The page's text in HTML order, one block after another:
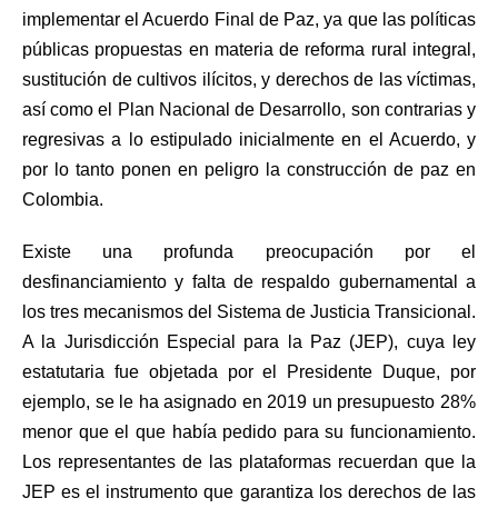
implementar el Acuerdo Final de Paz, ya que las políticas
públicas propuestas en materia de reforma rural integral,
sustitución de cultivos ilícitos, y derechos de las víctimas,
así como el Plan Nacional de Desarrollo, son contrarias y
regresivas a lo estipulado inicialmente en el Acuerdo, y
por lo tanto ponen en peligro la construcción de paz en
Colombia.
Existe una profunda preocupación por el
desfinanciamiento y falta de respaldo gubernamental a
los tres mecanismos del Sistema de Justicia Transicional.
A la Jurisdicción Especial para la Paz (JEP), cuya ley
estatutaria fue objetada por el Presidente Duque, por
ejemplo, se le ha asignado en 2019 un presupuesto 28%
menor que el que había pedido para su funcionamiento.
Los representantes de las plataformas recuerdan que la
JEP es el instrumento que garantiza los derechos de las